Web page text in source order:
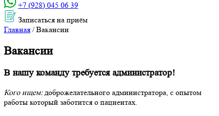
+7 (928) 045 06 39‬
Записаться на приём
Главная / Вакансии
Вакансии
В нашу команду требуется администратор!
Кого ищем:доброжелательного администратора, с опытом
работы который заботится о пациентах.